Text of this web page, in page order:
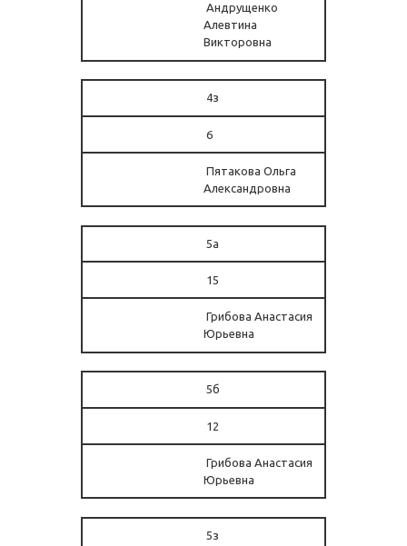
Андрущенко
Алевтина
Викторовна
4з
6
Пятакова Ольга
Александровна
5а
15
Грибова Анастасия
Юрьевна
5б
12
Грибова Анастасия
Юрьевна
5з